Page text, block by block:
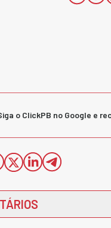
o ClickPB no Google e